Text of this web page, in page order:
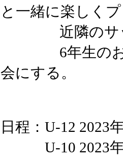
と一緒に楽しく
近隣のサッカ
6年生のお別
会にする。
日程：U-12 2023
U-10 2023年2